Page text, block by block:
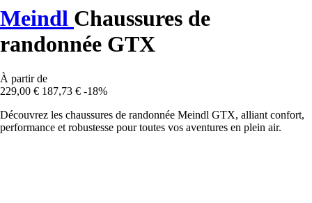
Meindl Chaussures de
randonnée GTX
À partir de
229,00 € 187,73 € -18%
Découvrez les chaussures de randonnée Meindl GTX, alliant confort,
performance et robustesse pour toutes vos aventures en plein air.